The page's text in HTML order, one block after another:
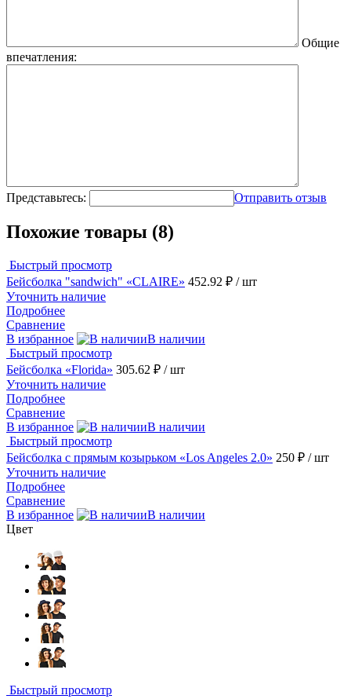
Общие
впечатления:
Представьтесь: Отправить отзыв
Похожие товары (8)
Быстрый просмотр
Бейсболка "sandwich" «CLAIRE» 452.92 ₽ / шт
Уточнить наличие
Подробнее
Сравнение
В избранное
В наличии
Быстрый просмотр
Бейсболка «Florida» 305.62 ₽ / шт
Уточнить наличие
Подробнее
Сравнение
В избранное
В наличии
Быстрый просмотр
Бейсболка с прямым козырьком «Los Angeles 2.0» 250 ₽ / шт
Уточнить наличие
Подробнее
Сравнение
В избранное
В наличии
Цвет
Быстрый просмотр